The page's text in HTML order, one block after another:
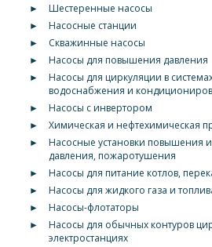
►
Шестеренные насосы
►
Насосные станции
►
Скважинные насосы
►
Насосы для повышения давления
►
Насосы для циркуляции в
водоснабжения и
►
Насосы с инвертором
►
Химическая и нефтехимическая
►
Насосные установки повышения
давления, пожаротушения
►
Насосы для питание котлов,
►
Насосы для жидкого газа и
►
Насосы-флотаторы
►
Насосы для обычных контуров
электростанциях